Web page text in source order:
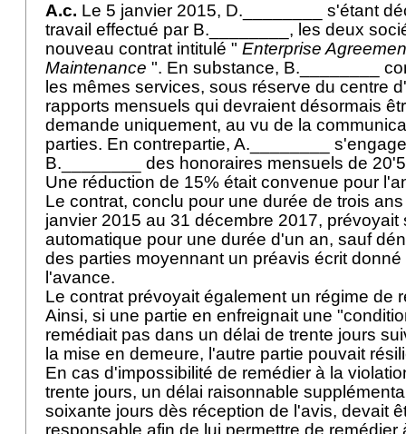
A.c. Le 5 janvier 2015, D.________ s'étant
travail effectué par B.________, les deux
nouveau contrat intitulé " Enterprise
Maintenance ". En substance, B.________
les mêmes services, sous réserve du centre
rapports mensuels qui devraient désormais
demande uniquement, au vu de la
parties. En contrepartie, A.________
B.________ des honoraires mensuels de
Une réduction de 15% était convenue pour
Le contrat, conclu pour une durée de trois
janvier 2015 au 31 décembre 2017, prévoyait
automatique pour une durée d'un an, sauf
des parties moyennant un préavis écrit donné
l'avance.
Le contrat prévoyait également un régime de
Ainsi, si une partie en enfreignait une
remédiait pas dans un délai de trente jours
la mise en demeure, l'autre partie pouvait
En cas d'impossibilité de remédier à la
trente jours, un délai raisonnable
soixante jours dès réception de l'avis, devait
responsable afin de lui permettre de remédier